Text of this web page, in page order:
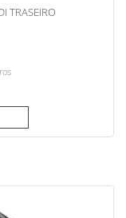
TRASEIRO